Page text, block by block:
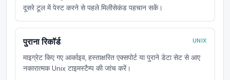
दूसरे टूल में पेस्ट करने से पहले मिलीसेकंड पहचान सकें।
पुराना रिकॉर्ड UNIX
माइग्रेट किए गए आर्काइव, हस्ताक्षरित एक्सपोर्ट या पुराने डेटा सेट से आए
नकारात्मक Unix टाइमस्टैम्प की जांच करें।